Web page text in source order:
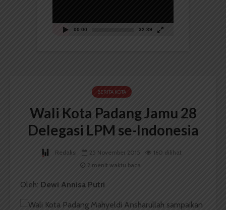
00:00 32:39
BERITA KOTA
Wali Kota Padang Jamu 28
Delegasi LPM se-Indonesia
Redaksi 25 November 2015
160 dilihat
2 menit waktu baca
Oleh: Dewi Annisa Putri